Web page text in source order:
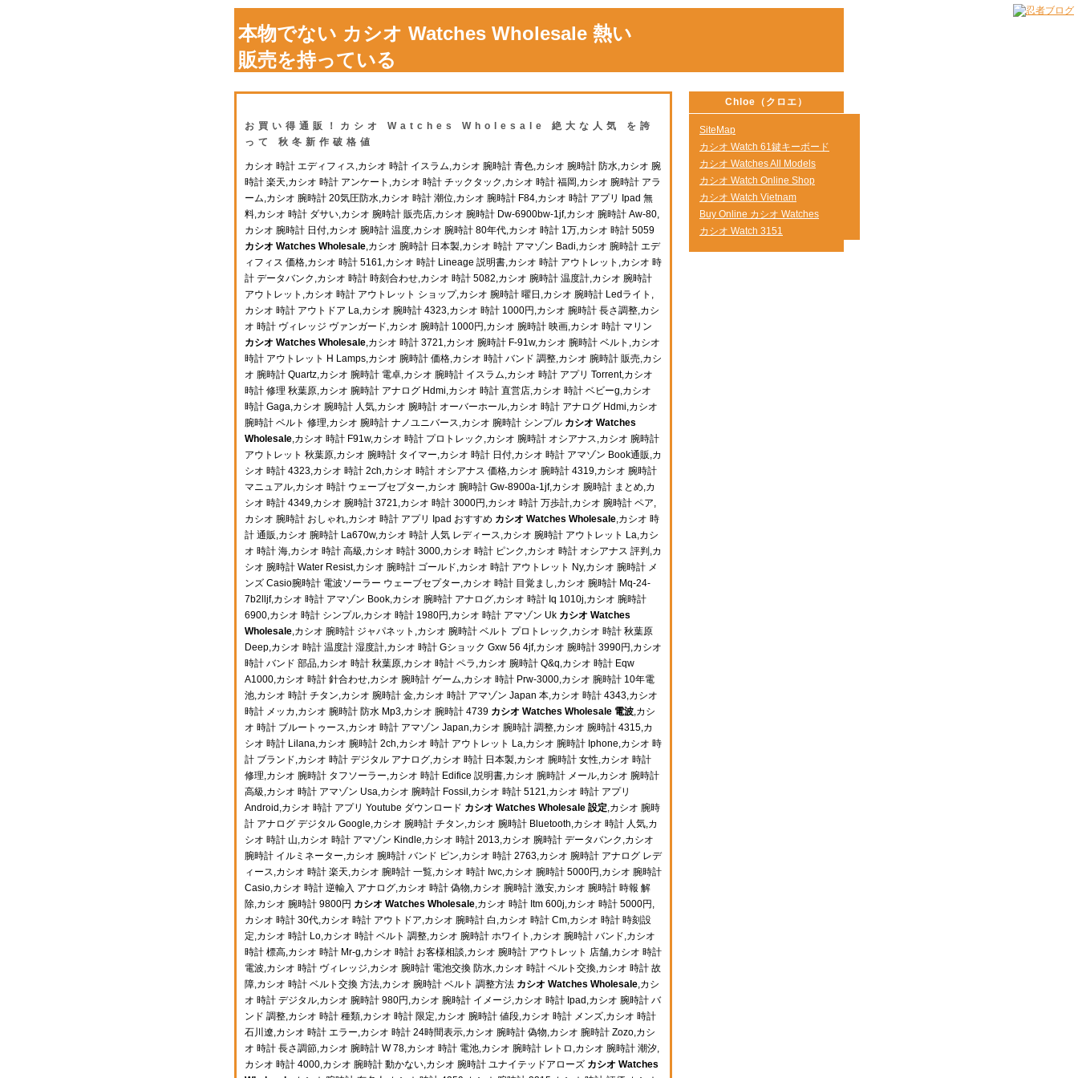
本物でない カシオ Watches Wholesale 熱い
販売を持っている
お買い得通販！カシオ Watches Wholesale 絶大な人気 を誇
って 秋冬新作破格値
カシオ 時計 エディフィス,カシオ 時計 イスラム,カシオ 腕時計 青色,カシオ 腕時計 防水,カシオ 腕
時計 楽天,カシオ 時計 アンケート,カシオ 時計 チックタック,カシオ 時計 福岡,カシオ 腕時計 アラ
ーム,カシオ 腕時計 20気圧防水,カシオ 時計 潮位,カシオ 腕時計 F84,カシオ 時計 アプリ Ipad 無
料,カシオ 時計 ダサい,カシオ 腕時計 販売店,カシオ 腕時計 Dw-6900bw-1jf,カシオ 腕時計 Aw-80,
カシオ 腕時計 日付,カシオ 腕時計 温度,カシオ 腕時計 80年代,カシオ 時計 1万,カシオ 時計 5059
カシオ Watches Wholesale,カシオ 腕時計 日本製,カシオ 時計 アマゾン Badi,カシオ 腕時計 エデ
ィフィス 価格,カシオ 時計 5161,カシオ 時計 Lineage 説明書,カシオ 時計 アウトレット,カシオ 時
計 データバンク,カシオ 時計 時刻合わせ,カシオ 時計 5082,カシオ 腕時計 温度計,カシオ 腕時計
アウトレット,カシオ 時計 アウトレット ショップ,カシオ 腕時計 曜日,カシオ 腕時計 Ledライト,
カシオ 時計 アウトドア La,カシオ 腕時計 4323,カシオ 時計 1000円,カシオ 腕時計 長さ調整,カシ
オ 時計 ヴィレッジ ヴァンガード,カシオ 腕時計 1000円,カシオ 腕時計 映画,カシオ 時計 マリン
カシオ Watches Wholesale,カシオ 時計 3721,カシオ 腕時計 F-91w,カシオ 腕時計 ベルト,カシオ
時計 アウトレット H Lamps,カシオ 腕時計 価格,カシオ 時計 バンド 調整,カシオ 腕時計 販売,カシ
オ 腕時計 Quartz,カシオ 腕時計 電卓,カシオ 腕時計 イスラム,カシオ 時計 アプリ Torrent,カシオ
時計 修理 秋葉原,カシオ 腕時計 アナログ Hdmi,カシオ 時計 直営店,カシオ 時計 ベビーg,カシオ
時計 Gaga,カシオ 腕時計 人気,カシオ 腕時計 オーバーホール,カシオ 時計 アナログ Hdmi,カシオ
腕時計 ベルト 修理,カシオ 腕時計 ナノユニバース,カシオ 腕時計 シンプル カシオ Watches
Wholesale,カシオ 時計 F91w,カシオ 時計 プロトレック,カシオ 腕時計 オシアナス,カシオ 腕時計
アウトレット 秋葉原,カシオ 腕時計 タイマー,カシオ 時計 日付,カシオ 時計 アマゾン Book通販,カ
シオ 時計 4323,カシオ 時計 2ch,カシオ 時計 オシアナス 価格,カシオ 腕時計 4319,カシオ 腕時計
マニュアル,カシオ 時計 ウェーブセプター,カシオ 腕時計 Gw-8900a-1jf,カシオ 腕時計 まとめ,カ
シオ 時計 4349,カシオ 腕時計 3721,カシオ 時計 3000円,カシオ 時計 万歩計,カシオ 腕時計 ペア,
カシオ 腕時計 おしゃれ,カシオ 時計 アプリ Ipad おすすめ カシオ Watches Wholesale,カシオ 時
計 通販,カシオ 腕時計 La670w,カシオ 時計 人気 レディース,カシオ 腕時計 アウトレット La,カシ
オ 時計 海,カシオ 時計 高級,カシオ 時計 3000,カシオ 時計 ピンク,カシオ 時計 オシアナス 評判,カ
シオ 腕時計 Water Resist,カシオ 腕時計 ゴールド,カシオ 時計 アウトレット Ny,カシオ 腕時計 メ
ンズ Casio腕時計 電波ソーラー ウェーブセプター,カシオ 時計 目覚まし,カシオ 腕時計 Mq-24-
7b2lljf,カシオ 時計 アマゾン Book,カシオ 腕時計 アナログ,カシオ 時計 Iq 1010j,カシオ 腕時計
6900,カシオ 時計 シンプル,カシオ 時計 1980円,カシオ 時計 アマゾン Uk カシオ Watches
Wholesale,カシオ 腕時計 ジャパネット,カシオ 腕時計 ベルト プロトレック,カシオ 時計 秋葉原
Deep,カシオ 時計 温度計 湿度計,カシオ 時計 Gショック Gxw 56 4jf,カシオ 腕時計 3990円,カシオ
時計 バンド 部品,カシオ 時計 秋葉原,カシオ 時計 ペラ,カシオ 腕時計 Q&q,カシオ 時計 Eqw
A1000,カシオ 時計 針合わせ,カシオ 腕時計 ゲーム,カシオ 時計 Prw-3000,カシオ 腕時計 10年電
池,カシオ 時計 チタン,カシオ 腕時計 金,カシオ 時計 アマゾン Japan 本,カシオ 時計 4343,カシオ
時計 メッカ,カシオ 腕時計 防水 Mp3,カシオ 腕時計 4739 カシオ Watches Wholesale 電波,カシ
オ 時計 ブルートゥース,カシオ 時計 アマゾン Japan,カシオ 腕時計 調整,カシオ 腕時計 4315,カ
シオ 時計 Lilana,カシオ 腕時計 2ch,カシオ 時計 アウトレット La,カシオ 腕時計 Iphone,カシオ 時
計 ブランド,カシオ 時計 デジタル アナログ,カシオ 時計 日本製,カシオ 腕時計 女性,カシオ 時計
修理,カシオ 腕時計 タフソーラー,カシオ 時計 Edifice 説明書,カシオ 腕時計 メール,カシオ 腕時計
高級,カシオ 時計 アマゾン Usa,カシオ 腕時計 Fossil,カシオ 時計 5121,カシオ 時計 アプリ
Android,カシオ 時計 アプリ Youtube ダウンロード カシオ Watches Wholesale 設定,カシオ 腕時
計 アナログ デジタル Google,カシオ 腕時計 チタン,カシオ 腕時計 Bluetooth,カシオ 時計 人気,カ
シオ 時計 山,カシオ 時計 アマゾン Kindle,カシオ 時計 2013,カシオ 腕時計 データバンク,カシオ
腕時計 イルミネーター,カシオ 腕時計 バンド ピン,カシオ 時計 2763,カシオ 腕時計 アナログ レデ
ィース,カシオ 時計 楽天,カシオ 腕時計 一覧,カシオ 時計 Iwc,カシオ 腕時計 5000円,カシオ 腕時計
Casio,カシオ 時計 逆輸入 アナログ,カシオ 時計 偽物,カシオ 腕時計 激安,カシオ 腕時計 時報 解
除,カシオ 腕時計 9800円 カシオ Watches Wholesale,カシオ 時計 Itm 600j,カシオ 時計 5000円,
カシオ 時計 30代,カシオ 時計 アウトドア,カシオ 腕時計 白,カシオ 時計 Cm,カシオ 時計 時刻設
定,カシオ 時計 Lo,カシオ 時計 ベルト 調整,カシオ 腕時計 ホワイト,カシオ 腕時計 バンド,カシオ
時計 標高,カシオ 時計 Mr-g,カシオ 時計 お客様相談,カシオ 腕時計 アウトレット 店舗,カシオ 時計
電波,カシオ 時計 ヴィレッジ,カシオ 腕時計 電池交換 防水,カシオ 時計 ベルト交換,カシオ 時計 故
障,カシオ 時計 ベルト交換 方法,カシオ 腕時計 ベルト 調整方法 カシオ Watches Wholesale,カシ
オ 時計 デジタル,カシオ 腕時計 980円,カシオ 腕時計 イメージ,カシオ 時計 Ipad,カシオ 腕時計 バ
ンド 調整,カシオ 時計 種類,カシオ 時計 限定,カシオ 腕時計 値段,カシオ 時計 メンズ,カシオ 時計
石川遼,カシオ 時計 エラー,カシオ 時計 24時間表示,カシオ 腕時計 偽物,カシオ 腕時計 Zozo,カシ
オ 時計 長さ調節,カシオ 腕時計 W 78,カシオ 時計 電池,カシオ 腕時計 レトロ,カシオ 腕時計 潮汐,
カシオ 時計 4000,カシオ 腕時計 動かない,カシオ 腕時計 ユナイテッドアローズ カシオ Watches
Chloe（クロエ）
SiteMap
カシオ Watch 61鍵キーボード
カシオ Watches All Models
カシオ Watch Online Shop
カシオ Watch Vietnam
Buy Online カシオ Watches
カシオ Watch 3151